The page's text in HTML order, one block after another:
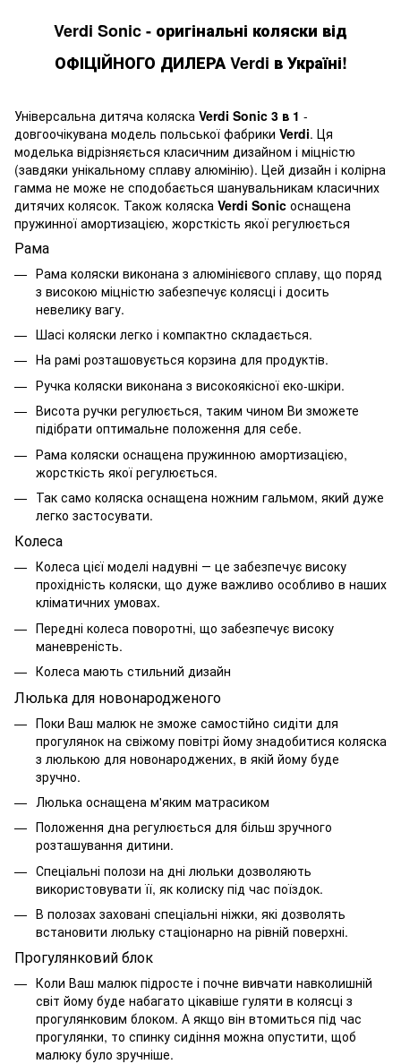
Verdi Sonic- оригінальні коляски від
ОФІЦІЙНОГО ДИЛЕРА Verdi в Україні!
Універсальна дитяча коляска Verdi Sonic 3 в 1 -
довгоочікувана модель польської фабрики Verdi. Ця
моделька відрізняється класичним дизайном і міцністю
(завдяки унікальному сплаву алюмінію). Цей дизайн і колірна
гамма не може не сподобається шанувальникам класичних
дитячих колясок. Також коляска Verdi Sonic оснащена
пружинної амортизацією, жорсткість якої регулюється
Рама
Рама коляски виконана з алюмінієвого сплаву, що поряд
з високою міцністю забезпечує колясці і досить
невелику вагу.
Шасі коляски легко і компактно складається.
На рамі розташовується корзина для продуктів.
Ручка коляски виконана з високоякісної еко-шкіри.
Висота ручки регулюється, таким чином Ви зможете
підібрати оптимальне положення для себе.
Рама коляски оснащена пружинною амортизацією,
жорсткість якої регулюється.
Так само коляска оснащена ножним гальмом, який дуже
легко застосувати.
Колеса
Колеса цієї моделі надувні ― це забезпечує високу
прохідність коляски, що дуже важливо особливо в наших
кліматичних умовах.
Передні колеса поворотні, що забезпечує високу
маневреність.
Колеса мають стильний дизайн
Люлька для новонародженого
Поки Ваш малюк не зможе самостійно сидіти для
прогулянок на свіжому повітрі йому знадобитися коляска
з люлькою для новонароджених, в якій йому буде
зручно.
Люлька оснащена м'яким матрасиком
Положення дна регулюється для більш зручного
розташування дитини.
Спеціальні полози на дні люльки дозволяють
використовувати її, як колиску під час поїздок.
В полозах заховані спеціальні ніжки, які дозволять
встановити люльку стаціонарно на рівній поверхні.
Прогулянковий блок
Коли Ваш малюк підросте і почне вивчати навколишній
світ йому буде набагато цікавіше гуляти в колясці з
прогулянковим блоком. А якщо він втомиться під час
прогулянки, то спинку сидіння можна опустити, щоб
малюку було зручніше.